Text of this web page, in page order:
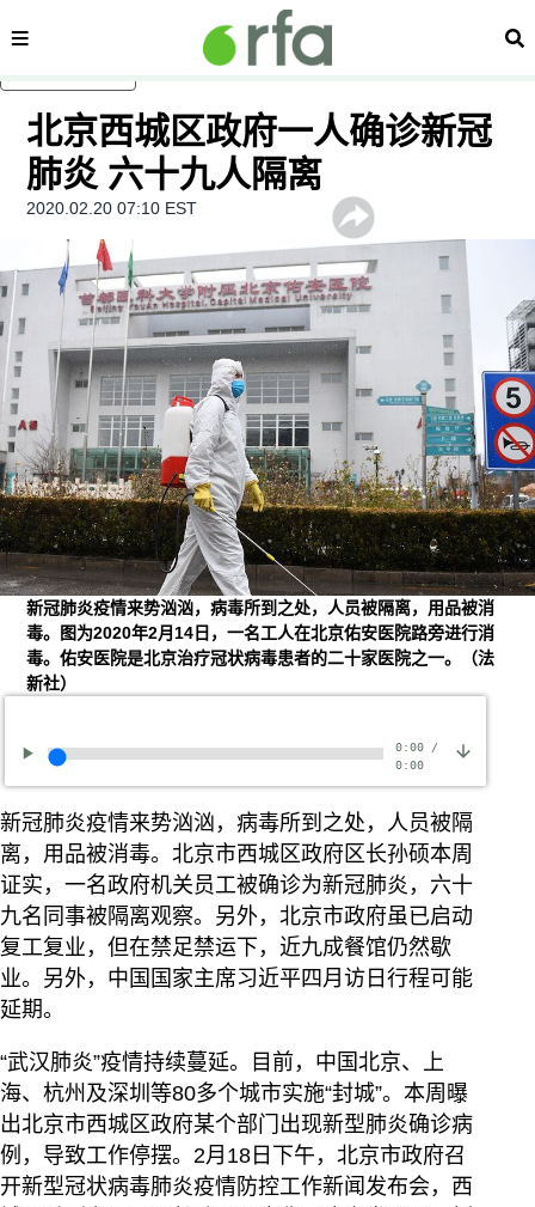
内容分类 搜
北京西城区政府一人确诊新冠
肺炎 六十九人隔离
2020.02.20 07:10 EST
新冠肺炎疫情来势汹汹，病毒所到之处，人员被隔离，用品被消
毒。图为2020年2月14日，一名工人在北京佑安医院路旁进行消
毒。佑安医院是北京治疗冠状病毒患者的二十家医院之一。（法
新社）
0:00/
0:00
新冠肺炎疫情来势汹汹，病毒所到之处，人员被隔
离，用品被消毒。北京市西城区政府区长孙硕本周
证实，一名政府机关员工被确诊为新冠肺炎，六十
九名同事被隔离观察。另外，北京市政府虽已启动
复工复业，但在禁足禁运下，近九成餐馆仍然歇
业。另外，中国国家主席习近平四月访日行程可能
延期。
“武汉肺炎”疫情持续蔓延。目前，中国北京、上
海、杭州及深圳等80多个城市实施“封城”。本周曝
出北京市西城区政府某个部门出现新型肺炎确诊病
例，导致工作停摆。2月18日下午，北京市政府召
开新型冠状病毒肺炎疫情防控工作新闻发布会，西